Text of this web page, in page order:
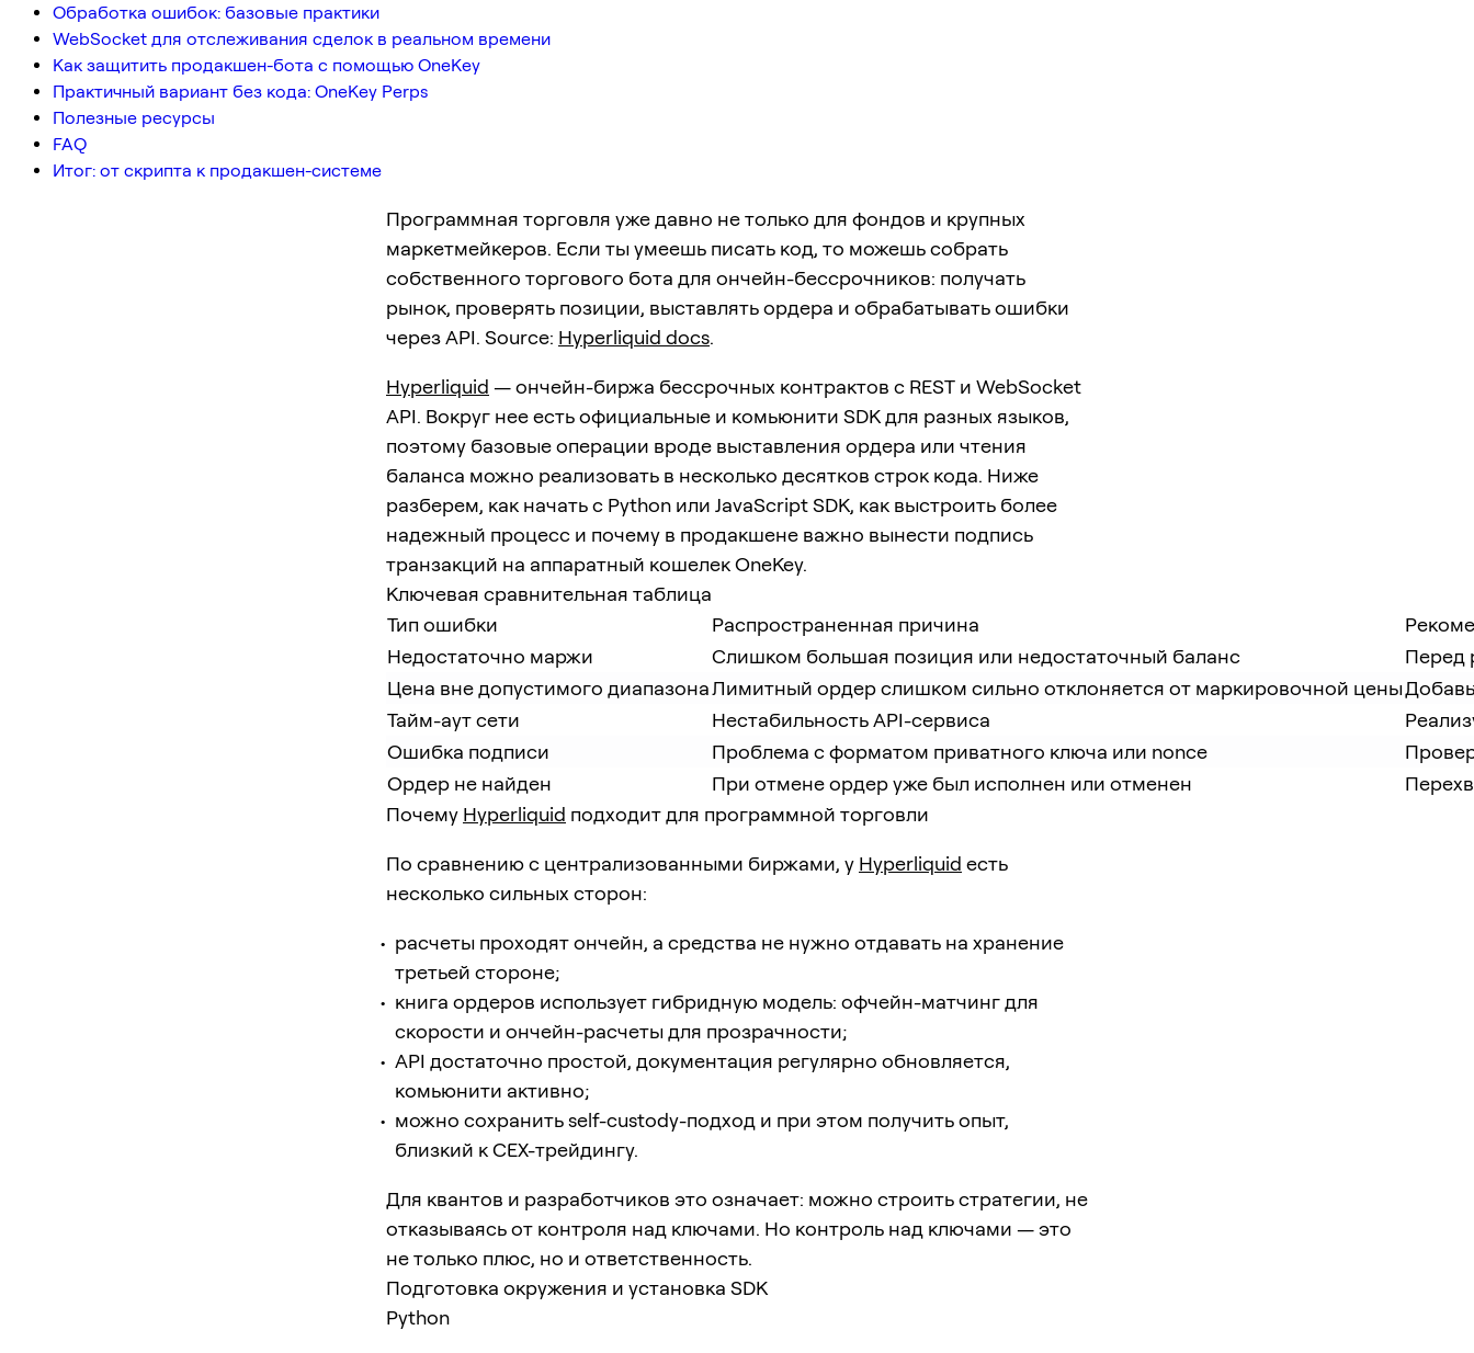
Обработка ошибок: базовые практики
WebSocket для отслеживания сделок в реальном времени
Как защитить продакшен-бота с помощью OneKey
Практичный вариант без кода: OneKey Perps
Полезные ресурсы
FAQ
Итог: от скрипта к продакшен-системе
Программная торговля уже давно не только для фондов и крупных
маркетмейкеров. Если ты умеешь писать код, то можешь собрать
собственного торгового бота для ончейн-бессрочников: получать
рынок, проверять позиции, выставлять ордера и обрабатывать ошибки
через API. Source: Hyperliquid docs.
Hyperliquid — ончейн-биржа бессрочных контрактов с REST и WebSocket
API. Вокруг нее есть официальные и комьюнити SDK для разных языков,
поэтому базовые операции вроде выставления ордера или чтения
баланса можно реализовать в несколько десятков строк кода. Ниже
разберем, как начать с Python или JavaScript SDK, как выстроить более
надежный процесс и почему в продакшене важно вынести подпись
транзакций на аппаратный кошелек OneKey.
Ключевая сравнительная таблица
Тип ошибки
Распространенная причина
Недостаточно маржи
Слишком большая позиция или недостаточный баланс
Перед
Цена вне допустимого диапазонаЛимитный ордер слишком сильно отклоняется от маркировочной цены
Тайм-аут сети
Нестабильность API-сервиса
Ошибка подписи
Проблема с форматом приватного ключа или nonce
Ордер не найден
При отмене ордер уже был исполнен или отменен
Почему Hyperliquid подходит для программной торговли
По сравнению с централизованными биржами, у Hyperliquid есть
несколько сильных сторон:
расчеты проходят ончейн, а средства не нужно отдавать на хранение
третьей стороне;
книга ордеров использует гибридную модель: офчейн-матчинг для
скорости и ончейн-расчеты для прозрачности;
API достаточно простой, документация регулярно обновляется,
комьюнити активно;
можно сохранить self-custody-подход и при этом получить опыт,
близкий к CEX-трейдингу.
Для квантов и разработчиков это означает: можно строить стратегии, не
отказываясь от контроля над ключами. Но контроль над ключами — это
не только плюс, но и ответственность.
Подготовка окружения и установка SDK
Python